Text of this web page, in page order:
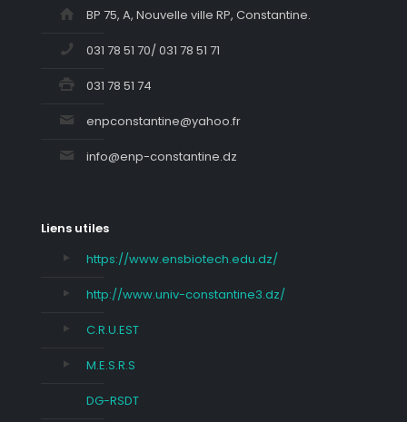
BP 75, A, Nouvelle ville RP, Constantine.
031 78 51 70/ 031 78 51 71
031 78 51 74
enpconstantine@yahoo.fr
info@enp-constantine.dz
Liens utiles
https://www.ensbiotech.edu.dz/
http://www.univ-constantine3.dz/
C.R.U.EST
M.E.S.R.S
DG-RSDT